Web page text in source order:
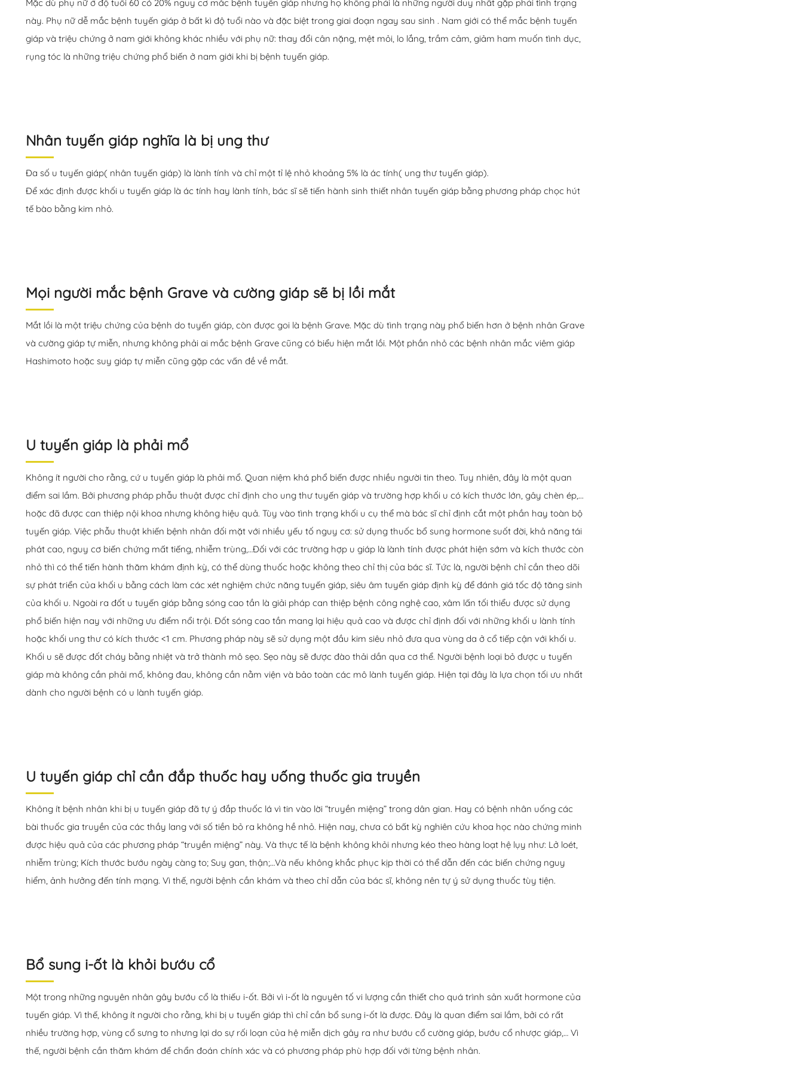
Mặc dù phụ nữ ở độ tuổi 60 có 20% nguy cơ mắc bệnh tuyến giáp nhưng họ không phải là những người duy nhất gặp phải tình trạng
này. Phụ nữ dễ mắc bệnh tuyến giáp ở bất kì độ tuổi nào và đặc biệt trong giai đoạn ngay sau sinh . Nam giới có thể mắc bệnh tuyến
giáp và triệu chứng ở nam giới không khác nhiều với phụ nữ: thay đổi cân nặng, mệt mỏi, lo lắng, trầm cảm, giảm ham muốn tình dục,
rụng tóc là những triệu chứng phổ biến ở nam giới khi bị bệnh tuyến giáp.
Nhân tuyến giáp nghĩa là bị ung thư
Đa số u tuyến giáp( nhân tuyến giáp) là lành tính và chỉ một tỉ lệ nhỏ khoảng 5% là ác tính( ung thư tuyến giáp).
Để xác định được khối u tuyến giáp là ác tính hay lành tính, bác sĩ sẽ tiến hành sinh thiết nhân tuyến giáp bằng phương pháp chọc hút
tế bào bằng kim nhỏ.
Mọi người mắc bệnh Grave và cường giáp sẽ bị lồi mắt
Mắt lồi là một triệu chứng của bệnh do tuyến giáp, còn được goi là bệnh Grave. Mặc dù tình trạng này phổ biến hơn ở bệnh nhân Grave
và cường giáp tự miễn, nhưng không phải ai mắc bệnh Grave cũng có biểu hiện mắt lồi. Một phần nhỏ các bệnh nhân mắc viêm giáp
Hashimoto hoặc suy giáp tự miễn cũng gặp các vấn đề về mắt.
U tuyến giáp là phải mổ
Không ít người cho rằng, cứ u tuyến giáp là phải mổ. Quan niệm khá phổ biến được nhiều người tin theo. Tuy nhiên, đây là một quan
điểm sai lầm. Bởi phương pháp phẫu thuật được chỉ định cho ung thư tuyến giáp và trường hợp khối u có kích thước lớn, gây chèn ép,...
hoặc đã được can thiệp nội khoa nhưng không hiệu quả. Tùy vào tình trạng khối u cụ thể mà bác sĩ chỉ định cắt một phần hay toàn bộ
tuyến giáp. Việc phẫu thuật khiến bệnh nhân đối mặt với nhiều yếu tố nguy cơ: sử dụng thuốc bổ sung hormone suốt đời, khả năng tái
phát cao, nguy cơ biến chứng mất tiếng, nhiễm trùng,…Đối với các trường hợp u giáp là lành tính được phát hiện sớm và kích thước còn
nhỏ thì có thể tiến hành thăm khám định kỳ, có thể dùng thuốc hoặc không theo chỉ thị của bác sĩ. Tức là, người bệnh chỉ cần theo dõi
sự phát triển của khối u bằng cách làm các xét nghiệm chức năng tuyến giáp, siêu âm tuyến giáp định kỳ để đánh giá tốc độ tăng sinh
của khối u. Ngoài ra đốt u tuyến giáp bằng sóng cao tần là giải pháp can thiệp bệnh công nghệ cao, xâm lấn tối thiểu được sử dụng
phổ biến hiện nay với những ưu điểm nổi trội. Đốt sóng cao tần mang lại hiệu quả cao và được chỉ định đối với những khối u lành tính
hoặc khối ung thư có kích thước <1 cm. Phương pháp này sẽ sử dụng một đầu kim siêu nhỏ đưa qua vùng da ở cổ tiếp cận với khối u.
Khối u sẽ được đốt cháy bằng nhiệt và trở thành mô sẹo. Sẹo này sẽ được đào thải dần qua cơ thể. Người bệnh loại bỏ được u tuyến
giáp mà không cần phải mổ, không đau, không cần nằm viện và bảo toàn các mô lành tuyến giáp. Hiện tại đây là lựa chọn tối ưu nhất
dành cho người bệnh có u lành tuyến giáp.
U tuyến giáp chỉ cần đắp thuốc hay uống thuốc gia truyền
Không ít bệnh nhân khi bị u tuyến giáp đã tự ý đắp thuốc lá vì tin vào lời “truyền miệng” trong dân gian. Hay có bệnh nhân uống các
bài thuốc gia truyền của các thầy lang với số tiền bỏ ra không hề nhỏ. Hiện nay, chưa có bất kỳ nghiên cứu khoa học nào chứng minh
được hiệu quả của các phương pháp “truyền miệng” này. Và thực tế là bệnh không khỏi nhưng kéo theo hàng loạt hệ lụy như: Lở loét,
nhiễm trùng; Kích thước bướu ngày càng to; Suy gan, thận;…Và nếu không khắc phục kịp thời có thể dẫn đến các biến chứng nguy
hiểm, ảnh hưởng đến tính mạng. Vì thế, người bệnh cần khám và theo chỉ dẫn của bác sĩ, không nên tự ý sử dụng thuốc tùy tiện.
Bổ sung i-ốt là khỏi bướu cổ
Một trong những nguyên nhân gây bướu cổ là thiếu i-ốt. Bởi vì i-ốt là nguyên tố vi lượng cần thiết cho quá trình sản xuất hormone của
tuyến giáp. Vì thế, không ít người cho rằng, khi bị u tuyến giáp thì chỉ cần bổ sung i-ốt là được. Đây là quan điểm sai lầm, bởi có rất
nhiều trường hợp, vùng cổ sưng to nhưng lại do sự rối loạn của hệ miễn dịch gây ra như bướu cổ cường giáp, bướu cổ nhược giáp,… Vì
thế, người bệnh cần thăm khám để chẩn đoán chính xác và có phương pháp phù hợp đối với từng bệnh nhân.